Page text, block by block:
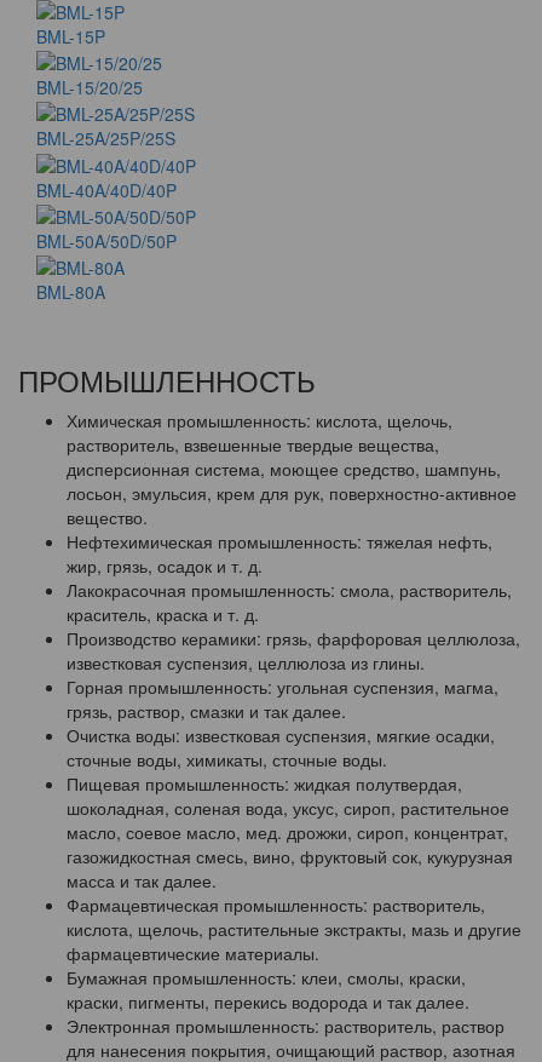
BML-15P
BML-15/20/25
BML-25A/25P/25S
BML-40A/40D/40P
BML-50A/50D/50P
BML-80A
ПРОМЫШЛЕННОСТЬ
Химическая промышленность: кислота, щелочь,
растворитель, взвешенные твердые вещества,
дисперсионная система, моющее средство, шампунь,
лосьон, эмульсия, крем для рук, поверхностно-активное
вещество.
Нефтехимическая промышленность: тяжелая нефть,
жир, грязь, осадок и т. д.
Лакокрасочная промышленность: смола, растворитель,
краситель, краска и т. д.
Производство керамики: грязь, фарфоровая целлюлоза,
известковая суспензия, целлюлоза из глины.
Горная промышленность: угольная суспензия, магма,
грязь, раствор, смазки и так далее.
Очистка воды: известковая суспензия, мягкие осадки,
сточные воды, химикаты, сточные воды.
Пищевая промышленность: жидкая полутвердая,
шоколадная, соленая вода, уксус, сироп, растительное
масло, соевое масло, мед. дрожжи, сироп, концентрат,
газожидкостная смесь, вино, фруктовый сок, кукурузная
масса и так далее.
Фармацевтическая промышленность: растворитель,
кислота, щелочь, растительные экстракты, мазь и другие
фармацевтические материалы.
Бумажная промышленность: клеи, смолы, краски,
краски, пигменты, перекись водорода и так далее.
Электронная промышленность: растворитель, раствор
для нанесения покрытия, очищающий раствор, азотная